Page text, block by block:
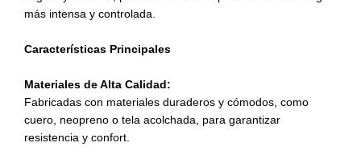
más intensa y controlada.
Características Principales
Materiales de Alta Calidad:
Fabricadas con materiales duraderos y cómodos, como
cuero, neopreno o tela acolchada, para garantizar
resistencia y confort.